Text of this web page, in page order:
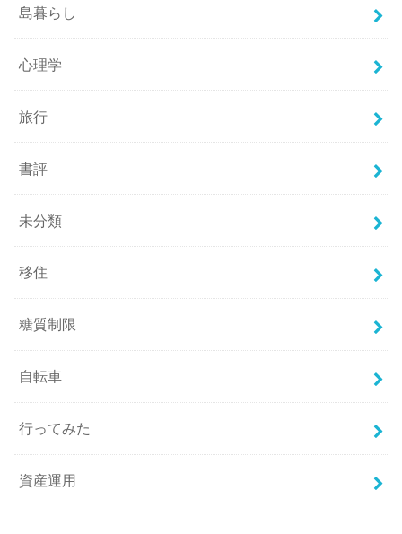
島暮らし
心理学
旅行
書評
未分類
移住
糖質制限
自転車
行ってみた
資産運用